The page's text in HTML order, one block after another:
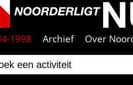
1998 Archief Over